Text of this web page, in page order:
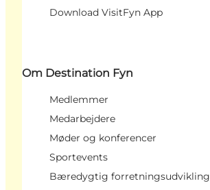
Download VisitFyn App
Om Destination Fyn
Medlemmer
Medarbejdere
Møder og konferencer
Sportevents
Bæredygtig forretningsudvikling